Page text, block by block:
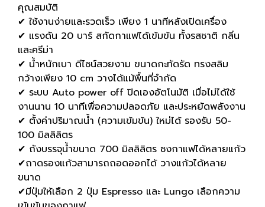
คุณสมบัติ
✔ ใช้งานง่ายและรวดเร็ว เพียง 1 นาทีหลังเปิดเครื่อง
✔ แรงดัน 20 บาร์ สกัดกาแฟได้เข้มข้น ทั้งรสชาติ กลิ่น
และครีม่า
✔ น้ำหนักเบา ดีไซน์สวยงาม ขนาดกะทัดรัด ทรงสลิม
กว้างเพียง 10 cm วางได้แม้พื้นที่จำกัด
✔ ระบบ Auto power off ปิดเองอัตโนมัติ เมื่อไม่ได้ใช้
งานนาน 10 นาทีเพื่อความปลอดภัย และประหยัดพลังงาน
✔ ตั้งค่าปริมาณน้ำ (ความเข้มข้น) ใหม่ได้ รองรับ 50-
100 มิลลิลิตร
✔ ถังบรรจุน้ำขนาด 700 มิลลิลิตร ชงกาแฟได้หลายแก้ว
✔ถาดรองแก้วสามารถถอดออกได้ วางแก้วได้หลาย
ขนาด
✔มีปุ่มให้เลือก 2 ปุ่ม Espresso และ Lungo เลือกความ